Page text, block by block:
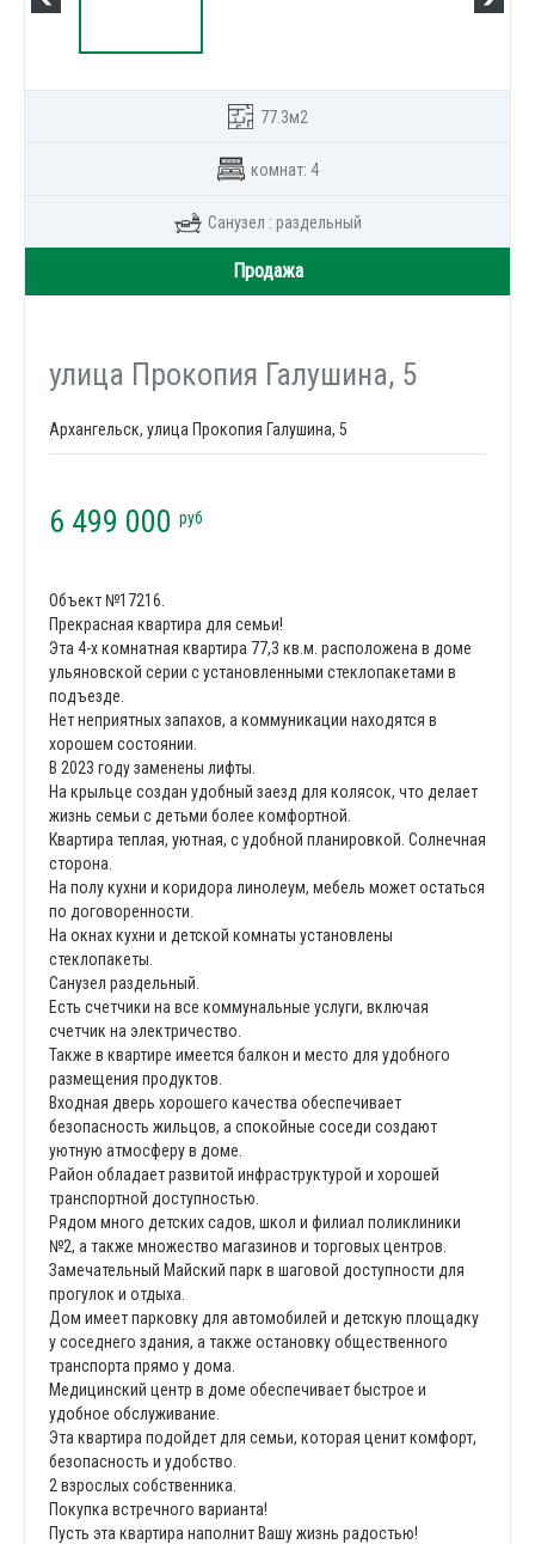
77.3м2
комнат: 4
Санузел : раздельный
Продажа
улица Прокопия Галушина, 5
Архангельск, улица Прокопия Галушина, 5
6 499 000 руб
Объект №17216.
Прекрасная квартира для семьи!
Эта 4-х комнатная квартира 77,3 кв.м. расположена в доме
ульяновской серии с установленными стеклопакетами в
подъезде.
Нет неприятных запахов, а коммуникации находятся в
хорошем состоянии.
В 2023 году заменены лифты.
На крыльце создан удобный заезд для колясок, что делает
жизнь семьи с детьми более комфортной.
Квартира теплая, уютная, с удобной планировкой. Солнечная
сторона.
На полу кухни и коридора линолеум, мебель может остаться
по договоренности.
На окнах кухни и детской комнаты установлены
стеклопакеты.
Санузел раздельный.
Есть счетчики на все коммунальные услуги, включая
счетчик на электричество.
Также в квартире имеется балкон и место для удобного
размещения продуктов.
Входная дверь хорошего качества обеспечивает
безопасность жильцов, а спокойные соседи создают
уютную атмосферу в доме.
Район обладает развитой инфраструктурой и хорошей
транспортной доступностью.
Рядом много детских садов, школ и филиал поликлиники
№2, а также множество магазинов и торговых центров.
Замечательный Майский парк в шаговой доступности для
прогулок и отдыха.
Дом имеет парковку для автомобилей и детскую площадку
у соседнего здания, а также остановку общественного
транспорта прямо у дома.
Медицинский центр в доме обеспечивает быстрое и
удобное обслуживание.
Эта квартира подойдет для семьи, которая ценит комфорт,
безопасность и удобство.
2 взрослых собственника.
Покупка встречного варианта!
Пусть эта квартира наполнит Вашу жизнь радостью!